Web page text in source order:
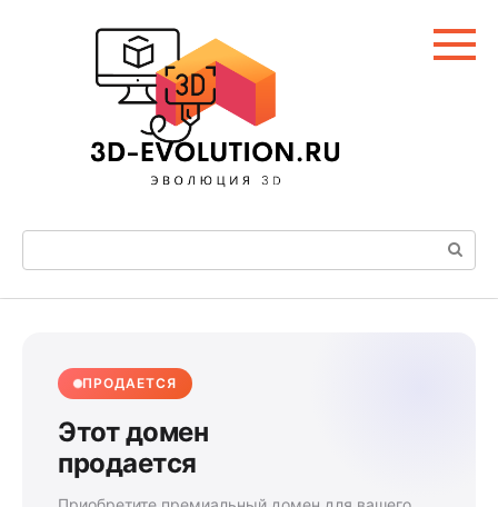
Поиск:
ПРОДАЕТСЯ
Этот домен
продается